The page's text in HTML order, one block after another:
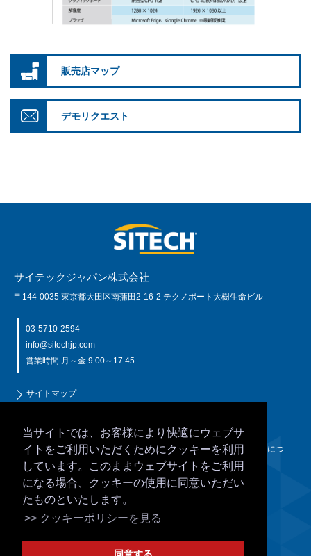
当サイトでは、お客様により快適にウェブサ
イトをご利用いただくためにクッキーを利用
しています。このままウェブサイトをご利用
になる場合、クッキーの使用に同意いただい
たものといたします。
>> クッキーポリシーを見る
販売店マップ
デモリクエスト
サイテックジャパン株式会社
〒144-0035 東京都大田区南蒲田2-16-2 テクノポート大樹生命ビル
03-5710-2594
info@sitechjp.com
営業時間 月～金 9:00～17:45
サイトマップ
クッキー（Cookie）について
JSIMA（日本測量機器工業会）規格に基づく校正・検査認定制度につ
いて
NETIS登録技術
Trimble Authorized Dealer